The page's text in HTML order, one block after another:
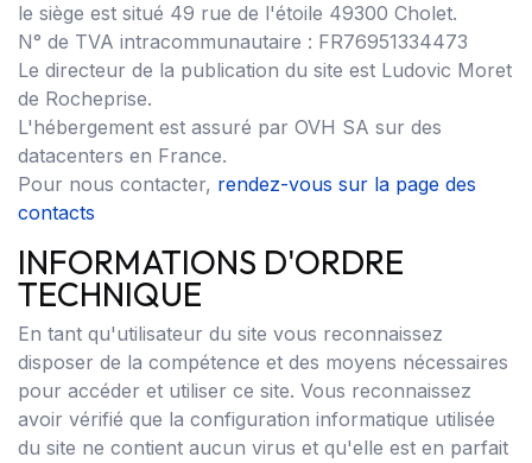
le siège est situé 49 rue de l'étoile 49300 Cholet.
N° de TVA intracommunautaire : FR76951334473
Le directeur de la publication du site est Ludovic Moret
de Rocheprise.
L'hébergement est assuré par OVH SA sur des
datacenters en France.
Pour nous contacter, rendez-vous sur la page des
contacts
INFORMATIONS D'ORDRE
TECHNIQUE
En tant qu'utilisateur du site vous reconnaissez
disposer de la compétence et des moyens nécessaires
pour accéder et utiliser ce site. Vous reconnaissez
avoir vérifié que la configuration informatique utilisée
du site ne contient aucun virus et qu'elle est en parfait